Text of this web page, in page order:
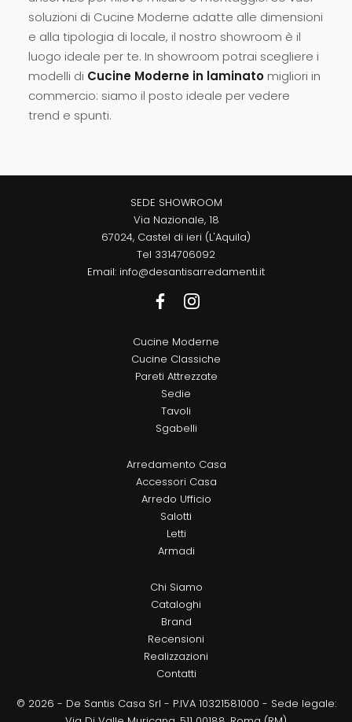
soluzioni di Cucine Moderne adatte alle dimensioni
e alla tipologia di locale, il nostro showroom è il
luogo ideale per te. In showroom potrai scegliere i
modelli di Cucine Moderne in laminato migliori in
commercio: siamo il posto ideale per vedere
trend e spunti.
SEDE SHOWROOM
Via Nazionale, 18
67024, Castel di ieri (L'Aquila)
Tel 3314706092
Email: info@desantisarredamenti.it
Cucine Moderne
Cucine Classiche
Pareti Attrezzate
Sedie
Tavoli
Sgabelli
Arredamento Casa
Accessori Casa
Arredo Ufficio
Salotti
Letti
Armadi
Chi Siamo
Cataloghi
Brand
Recensioni
Realizzazioni
Contatti
© 2026 - De Santis Casa Srl - P.IVA 10321581000 - Sede legale: